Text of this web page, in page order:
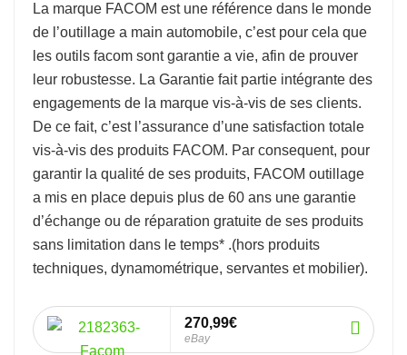
La marque FACOM est une référence dans le monde
de l’outillage a main automobile, c’est pour cela que
les outils facom sont garantie a vie, afin de prouver
leur robustesse. La Garantie fait partie intégrante des
engagements de la marque vis-à-vis de ses clients.
De ce fait, c’est l’assurance d’une satisfaction totale
vis-à-vis des produits FACOM. Par consequent, pour
garantir la qualité de ses produits, FACOM outillage
a mis en place depuis plus de 60 ans une garantie
d’échange ou de réparation gratuite de ses produits
sans limitation dans le temps* .(hors produits
techniques, dynamométrique, servantes et mobilier).
270,99€
eBay